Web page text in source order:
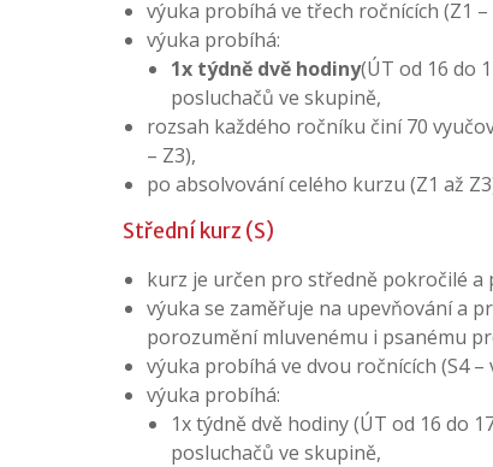
výuka probíhá ve třech ročnících (Z1
výuka probíhá:
1x týdně dvě hodiny(ÚT od 16 do
posluchačů ve skupině,
rozsah každého ročníku činí 70
– Z3),
po absolvování celého kurzu (Z1 až
Střední kurz (S)
kurz je určen pro středně pokročilé a
výuka se zaměřuje na upevňování a
porozumění mluvenému i psanému
výuka probíhá ve dvou ročnících (S4
výuka probíhá:
1x týdně dvě hodiny (ÚT od 16 do
posluchačů ve skupině,